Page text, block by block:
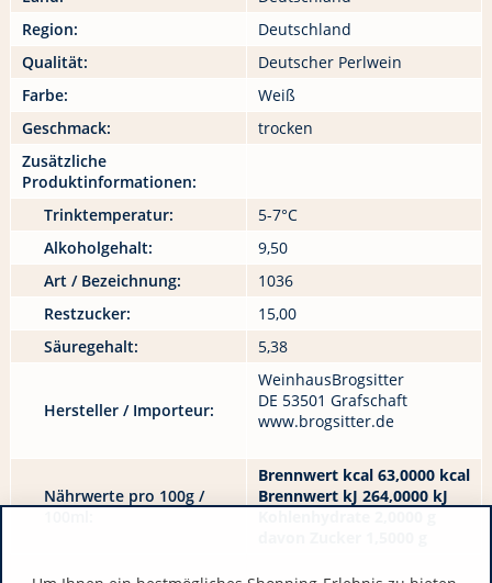
Region:
Deutschland
Qualität:
Deutscher Perlwein
Farbe:
Weiß
Geschmack:
trocken
Zusätzliche
Produktinformationen:
Trinktemperatur:
5-7°C
Alkoholgehalt:
9,50
Art / Bezeichnung:
1036
Restzucker:
15,00
Säuregehalt:
5,38
Hersteller / Importeur:
WeinhausBrogsitter
DE 53501 Grafschaft
www.brogsitter.de
Nährwerte pro 100g /
Brennwert kcal 63,0000 kcal
Brennwert kJ 264,0000 kJ